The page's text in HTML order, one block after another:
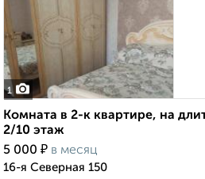
1
Комната в 2-к квартире, на
2/10 этаж
5 000 ₽ в месяц
16-я Северная 150